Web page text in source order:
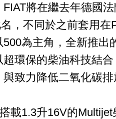
將在繼去年德國
，不同於之前套用在
為主角，全新推出
環保的柴油科技結
致力降低二氧化碳
載1.3升16V的